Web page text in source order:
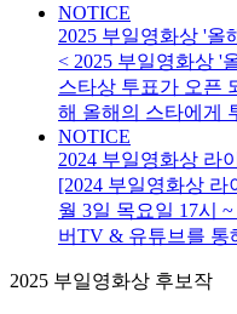
NOTICE
2025 부일영화상 '올
< 2025 부일영화상 '
스타상 투표가 오픈
해 올해의 스타에게
NOTICE
2024 부일영화상 라
[2024 부일영화상 라
월 3일 목요일 17시
버TV & 유튜브를
2025 부일영화상 후보작